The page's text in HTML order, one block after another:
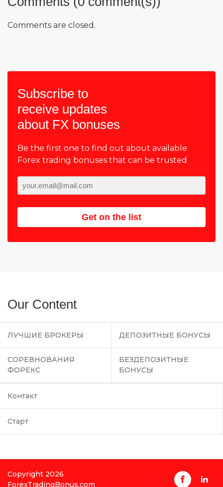
Comments are closed.
Subscribe to
receive updates
about FX bonuses
Be the first one to find out about available
Forex trading bonuses that can be trusted
Get on the list
Our Content
ЛУЧШИЕ БРОКЕРЫ
СОРЕВНОВАНИЯ
ФОРЕКС
ДЕПОЗИТНЫЕ БОНУСЫ
БЕЗДЕПОЗИТНЫЕ
БОНУСЫ
Контакт
Старт
Copyright 2026
ForexTradingBonus.com